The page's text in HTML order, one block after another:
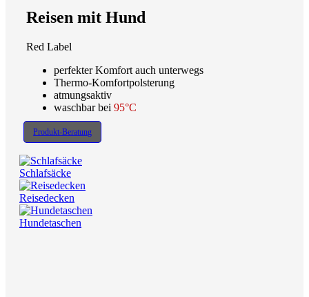
Reisen mit Hund
Red Label
perfekter Komfort auch unterwegs
Thermo-Komfortpolsterung
atmungsaktiv
waschbar bei 95°C
Produkt-Beratung
Schlafsäcke
Reisedecken
Hundetaschen